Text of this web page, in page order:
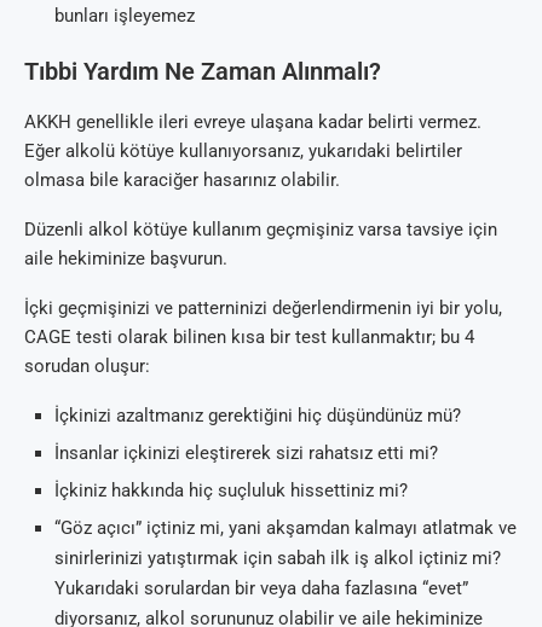
bunları işleyemez
Tıbbi Yardım Ne Zaman Alınmalı?
AKKH genellikle ileri evreye ulaşana kadar belirti vermez.
Eğer alkolü kötüye kullanıyorsanız, yukarıdaki belirtiler
olmasa bile karaciğer hasarınız olabilir.
Düzenli alkol kötüye kullanım geçmişiniz varsa tavsiye için
aile hekiminize başvurun.
İçki geçmişinizi ve patterninizi değerlendirmenin iyi bir yolu,
CAGE testi olarak bilinen kısa bir test kullanmaktır; bu 4
sorudan oluşur:
İçkinizi azaltmanız gerektiğini hiç düşündünüz mü?
İnsanlar içkinizi eleştirerek sizi rahatsız etti mi?
İçkiniz hakkında hiç suçluluk hissettiniz mi?
“Göz açıcı” içtiniz mi, yani akşamdan kalmayı atlatmak ve
sinirlerinizi yatıştırmak için sabah ilk iş alkol içtiniz mi?
Yukarıdaki sorulardan bir veya daha fazlasına “evet”
diyorsanız, alkol sorununuz olabilir ve aile hekiminize